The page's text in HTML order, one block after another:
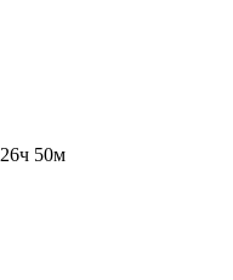
26ч 50м